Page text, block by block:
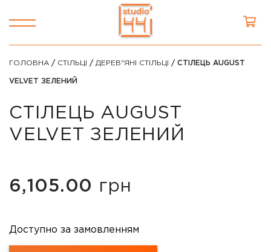
ГОЛОВНА / СТІЛЬЦІ / ДЕРЕВ"ЯНІ СТІЛЬЦІ / СТІЛЕЦЬ AUGUST
VELVET ЗЕЛЕНИЙ
СТІЛЕЦЬ AUGUST
VELVET ЗЕЛЕНИЙ
6,105.00 грн
Доступно за замовленням